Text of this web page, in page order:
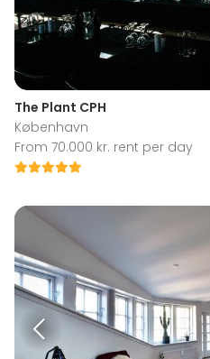
The Plant CPH
København
From 70.000 kr. rent per day